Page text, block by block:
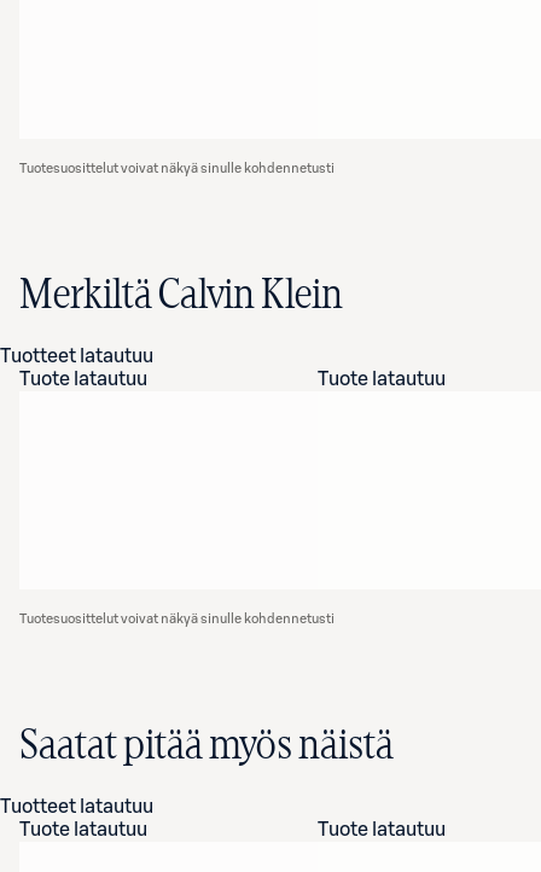
Tuotesuosittelut voivat näkyä sinulle kohdennetusti
Merkiltä Calvin Klein
Tuotteet latautuu
Tuote latautuu
Tuote latautuu
Tuotesuosittelut voivat näkyä sinulle kohdennetusti
Saatat pitää myös näistä
Tuotteet latautuu
Tuote latautuu
Tuote latautuu